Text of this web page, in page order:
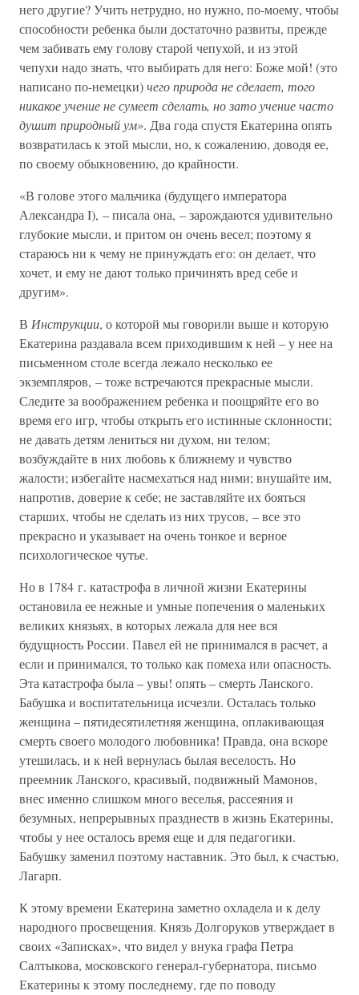
него другие? Учить нетрудно, но нужно, по-моему, чтобы
способности ребенка были достаточно развиты, прежде
чем забивать ему голову старой чепухой, и из этой
чепухи надо знать, что выбирать для него: Боже мой! (это
написано по-немецки)чего природа не сделает, того
никакое учение не сумеет сделать, но зато учение часто
душит природный ум». Два года спустя Екатерина опять
возвратилась к этой мысли, но, к сожалению, доводя ее,
по своему обыкновению, до крайности.
«В голове этого мальчика (будущего императора
Александра I), – писала она, – зарождаются удивительно
глубокие мысли, и притом он очень весел; поэтому я
стараюсь ни к чему не принуждать его: он делает, что
хочет, и ему не дают только причинять вред себе и
другим».
В Инструкции, о которой мы говорили выше и которую
Екатерина раздавала всем приходившим к ней – у нее на
письменном столе всегда лежало несколько ее
экземпляров, – тоже встречаются прекрасные мысли.
Следите за воображением ребенка и поощряйте его во
время его игр, чтобы открыть его истинные склонности;
не давать детям лениться ни духом, ни телом;
возбуждайте в них любовь к ближнему и чувство
жалости; избегайте насмехаться над ними; внушайте им,
напротив, доверие к себе; не заставляйте их бояться
старших, чтобы не сделать из них трусов, – все это
прекрасно и указывает на очень тонкое и верное
психологическое чутье.
Но в 1784 г. катастрофа в личной жизни Екатерины
остановила ее нежные и умные попечения о маленьких
великих князьях, в которых лежала для нее вся
будущность России. Павел ей не принимался в расчет, а
если и принимался, то только как помеха или опасность.
Эта катастрофа была – увы! опять – смерть Ланского.
Бабушка и воспитательница исчезли. Осталась только
женщина – пятидесятилетняя женщина, оплакивающая
смерть своего молодого любовника! Правда, она вскоре
утешилась, и к ней вернулась былая веселость. Но
преемник Ланского, красивый, подвижный Мамонов,
внес именно слишком много веселья, рассеяния и
безумных, непрерывных празднеств в жизнь Екатерины,
чтобы у нее осталось время еще и для педагогики.
Бабушку заменил поэтому наставник. Это был, к счастью,
Лагарп.
К этому времени Екатерина заметно охладела и к делу
народного просвещения. Князь Долгоруков утверждает в
своих «Записках», что видел у внука графа Петра
Салтыкова, московского генерал-губернатора, письмо
Екатерины к этому последнему, где по поводу